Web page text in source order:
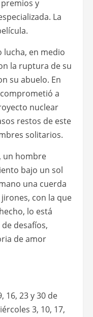
y
La
lucha, en medio
la ruptura de su
su abuelo. En
a
nuclear
restos de este
solitarios.
un hombre
bajo un sol
una cuerda
con la que
lo está
desafíos,
de amor
16, 23 y 30 de
3, 10, 17,